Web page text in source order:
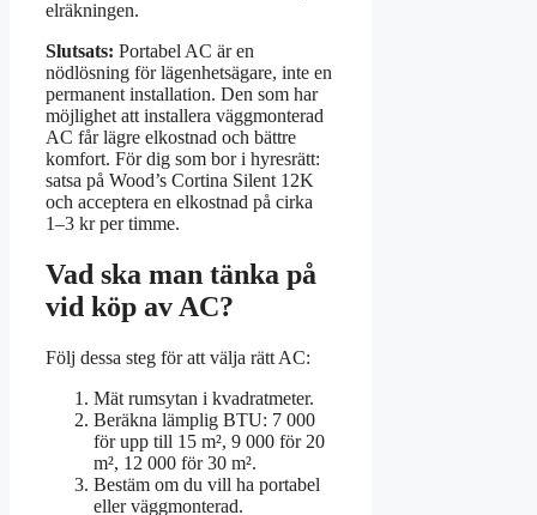
elräkningen.
Slutsats: Portabel AC är en
nödlösning för lägenhetsägare, inte en
permanent installation. Den som har
möjlighet att installera väggmonterad
AC får lägre elkostnad och bättre
komfort. För dig som bor i hyresrätt:
satsa på Wood’s Cortina Silent 12K
och acceptera en elkostnad på cirka
1–3 kr per timme.
Vad ska man tänka på
vid köp av AC?
Följ dessa steg för att välja rätt AC:
Mät rumsytan i kvadratmeter.
Beräkna lämplig BTU: 7 000
för upp till 15 m², 9 000 för 20
m², 12 000 för 30 m².
Bestäm om du vill ha portabel
eller väggmonterad.